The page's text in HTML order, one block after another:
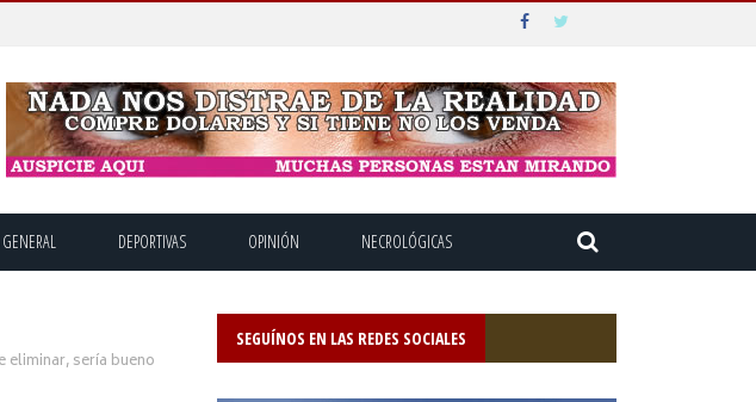
DEPORTIVAS OPINIÓN NECROLÓGICAS
eliminar, sería bueno
SEGUÍNOS EN LAS REDES SOCIALES